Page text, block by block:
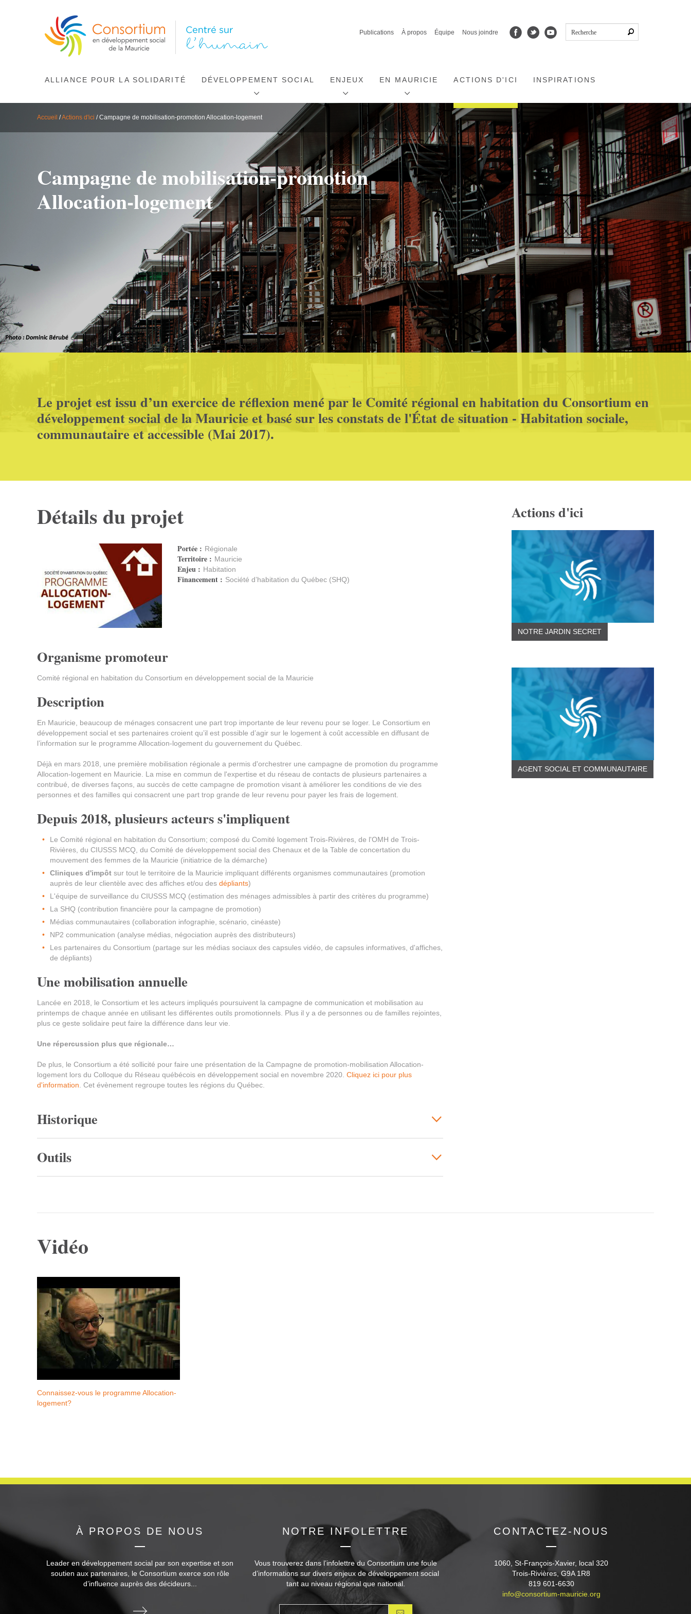
Publications À propos Équipe Nous joindre
ALLIANCE POUR LA SOLIDARITÉ DÉVELOPPEMENT SOCIAL ENJEUX EN MAURICIE ACTIONS D'ICI INSPIRATIONS
Accueil /Actions d'ici /Campagne de mobilisation-promotion Allocation-logement
Campagne de mobilisation-promotion
Allocation-logement
Le projet est issu d’un exercice de réflexion mené par le Comité régional en habitation du Consortium en
développement social de la Mauricie et basé sur les constats de l'État de situation - Habitation sociale,
communautaire et accessible (Mai 2017).
Détails du projet
Portée : Régionale
Territoire : Mauricie
Enjeu : Habitation
Financement : Société d’habitation du Québec (SHQ)
Organisme promoteur
Comité régional en habitation du Consortium en développement social de la Mauricie
Description
En Mauricie, beaucoup de ménages consacrent une part trop importante de leur revenu pour se loger. Le Consortium en
développement social et ses partenaires croient qu’il est possible d’agir sur le logement à coût accessible en diffusant de
l’information sur le programme Allocation-logement du gouvernement du Québec.
Déjà en mars 2018, une première mobilisation régionale a permis d'orchestrer une campagne de promotion du programme
Allocation-logement en Mauricie. La mise en commun de l'expertise et du réseau de contacts de plusieurs partenaires a
contribué, de diverses façons, au succès de cette campagne de promotion visant à améliorer les conditions de vie des
personnes et des familles qui consacrent une part trop grande de leur revenu pour payer les frais de logement.
Depuis 2018, plusieurs acteurs s'impliquent
Le Comité régional en habitation du Consortium; composé du Comité logement Trois-Rivières, de l'OMH de Trois-
Rivières, du CIUSSS MCQ, du Comité de développement social des Chenaux et de la Table de concertation du
mouvement des femmes de la Mauricie (initiatrice de la démarche)
Cliniques d'impôt sur tout le territoire de la Mauricie impliquant différents organismes communautaires (promotion
auprès de leur clientèle avec des affiches et/ou des dépliants)
L'équipe de surveillance du CIUSSS MCQ (estimation des ménages admissibles à partir des critères du programme)
La SHQ (contribution financière pour la campagne de promotion)
Médias communautaires (collaboration infographie, scénario, cinéaste)
NP2 communication (analyse médias, négociation auprès des distributeurs)
Les partenaires du Consortium (partage sur les médias sociaux des capsules vidéo, de capsules informatives, d'affiches,
de dépliants)
Une mobilisation annuelle
Lancée en 2018, le Consortium et les acteurs impliqués poursuivent la campagne de communication et mobilisation au
printemps de chaque année en utilisant les différentes outils promotionnels. Plus il y a de personnes ou de familles rejointes,
plus ce geste solidaire peut faire la différence dans leur vie.
Une répercussion plus que régionale…
De plus, le Consortium a été sollicité pour faire une présentation de la Campagne de promotion-mobilisation Allocation-
logement lors du Colloque du Réseau québécois en développement social en novembre 2020. Cliquez ici pour plus
d'information . Cet évènement regroupe toutes les régions du Québec.
Historique
Outils
Actions d'ici
NOTRE JARDIN SECRET
AGENT SOCIAL ET COMMUNAUTAIRE
Vidéo
Connaissez-vous le programme Allocation-
logement?
À PROPOS DE NOUS
Leader en développement social par son expertise et son
soutien aux partenaires, le Consortium exerce son rôle
d’influence auprès des décideurs...
NOTRE INFOLETTRE
Vous trouverez dans l’infolettre du Consortium une foule
d’informations sur divers enjeux de développement social
tant au niveau régional que national.
CONTACTEZ-NOUS
1060, St-François-Xavier, local 320
Trois-Rivières, G9A 1R8
819 601-6630
info@consortium-mauricie.org